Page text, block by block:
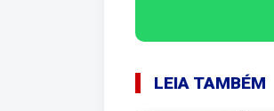
LEIA TAMBÉM